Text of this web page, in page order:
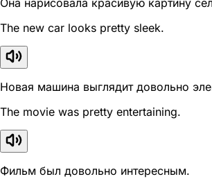
Она нарисовала красивую картину
The new car looks pretty sleek.
Новая машина выглядит довольно
The movie was pretty entertaining.
Фильм был довольно интересным.